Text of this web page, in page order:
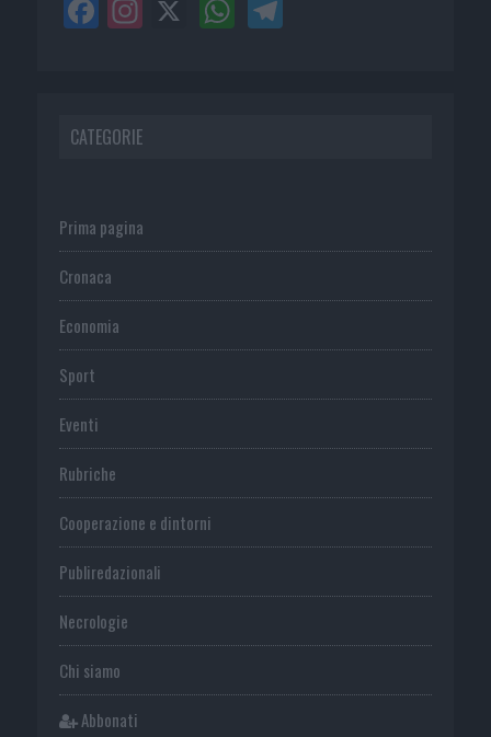
CATEGORIE
Prima pagina
Cronaca
Economia
Sport
Eventi
Rubriche
Cooperazione e dintorni
Publiredazionali
Necrologie
Chi siamo
Abbonati